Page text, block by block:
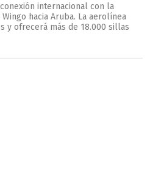
internacional con la
hacia Aruba. La aerolínea
y ofrecerá más de 18.000 sillas